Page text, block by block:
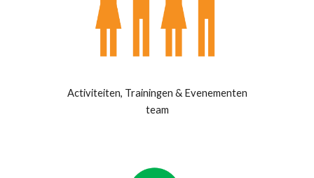
Activiteiten, Trainingen & Evenementen
team